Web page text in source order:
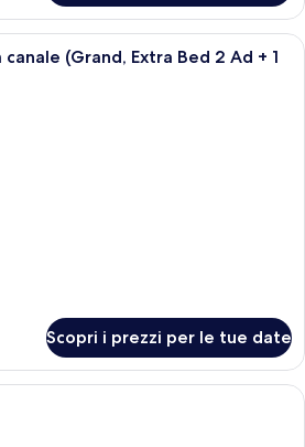
Una camera d'albergo moderna con
(Grand, Extra Bed 2 Ad + 1
Scopri i prezzi per le tue date
Una camera d'albergo moderna con